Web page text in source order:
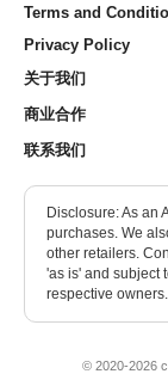
Terms and
Privacy Policy
关于我们
商业合作
联系我们
Disclosure: As an
purchases. We
other retailers.
'as is' and subject
respective owners.
© 2020-2026